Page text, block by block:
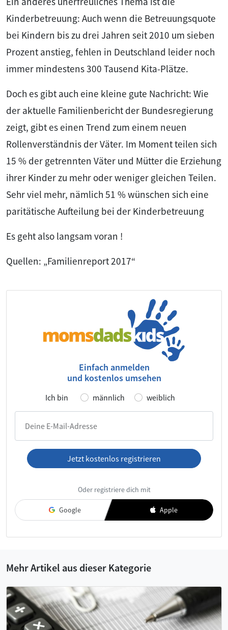
Kinderbetreuung: Auch wenn die Betreuungsquote
bei Kindern bis zu drei Jahren seit 2010 um sieben
Prozent anstieg, fehlen in Deutschland leider noch
immer mindestens 300 Tausend Kita-Plätze.
Doch es gibt auch eine kleine gute Nachricht: Wie
der aktuelle Familienbericht der Bundesregierung
zeigt, gibt es einen Trend zum einem neuen
Rollenverständnis der Väter. Im Moment teilen sich
15 % der getrennten Väter und Mütter die Erziehung
ihrer Kinder zu mehr oder weniger gleichen Teilen.
Sehr viel mehr, nämlich 51 % wünschen sich eine
paritätische Aufteilung bei der Kinderbetreuung
Es geht also langsam voran !
Quellen: „Familienreport 2017“
Einfach anmelden
und kostenlos umsehen
Ich bin männlich weiblich
Deine E-Mail-Adresse
Jetzt kostenlos registrieren
Oder registriere dich mit
Google Apple
Mehr Artikel aus dieser Kategorie